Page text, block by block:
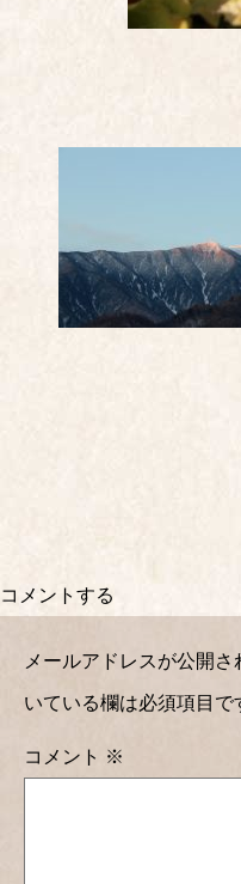
コメントする
メールアドレスが公開さ
いている欄は必須項目で
コメント ※